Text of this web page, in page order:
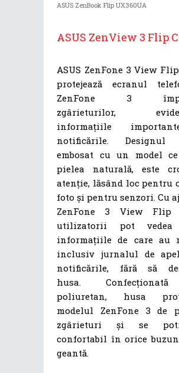
ASUS ZenBook Flip UX360UA
ASUS ZenView 3 Flip
ASUS ZenFone 3 View
protejează ecranul
ZenFone 3
zgârieturilor,
informațiile
notificările. Designul
embosat cu un model
pielea naturală, este
atenție, lăsând loc pentru
foto și pentru senzori. Cu
ZenFone 3 View Flip
utilizatorii pot vedea
informațiile de care au
inclusiv jurnalul de
notificările, fără să
husa.
poliuretan, husa
modelul ZenFone 3 de
zgârieturi și se
confortabil în orice
geantă.